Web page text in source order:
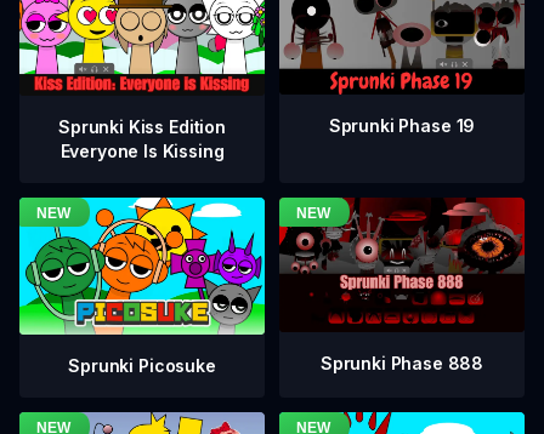
Sprunki Kiss Edition
Everyone Is Kissing
Sprunki Phase 19
Sprunki Picosuke Sprunki Phase 888